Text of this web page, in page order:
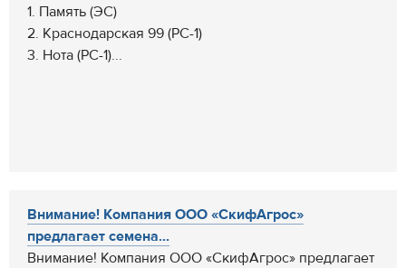
1. Память (ЭС)
2. Краснодарская 99 (РС-1)
3. Нота (РС-1)...
Внимание! Компания ООО «СкифАгрос»
предлагает семена...
Внимание! Компания ООО «СкифАгрос» предлагает